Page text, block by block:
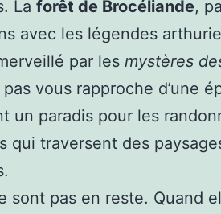
La forêt de Brocéliande,
avec les légendes
par les mystères
vous rapproche d’une
un paradis pour les
qui traversent des
sont pas en reste. Quand